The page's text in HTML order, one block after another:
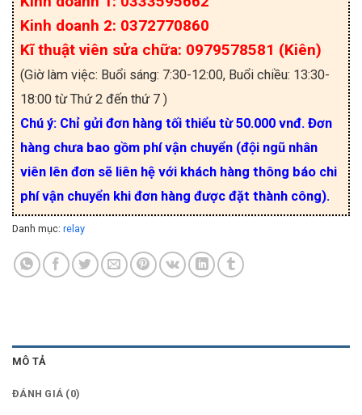
Kinh doanh 2: 0372770860
Kĩ thuật viên sửa chữa: 0979578581 (Kiên)
(Giờ làm việc: Buổi sáng: 7:30-12:00, Buổi chiều: 13:30-
18:00 từ Thứ 2 đến thứ 7 )
Chú ý: Chỉ gửi đơn hàng tối thiểu từ 50.000 vnđ. Đơn
hàng chưa bao gồm phí vận chuyển (đội ngũ nhân
viên lên đơn sẽ liên hệ với khách hàng thông báo chi
phí vận chuyển khi đơn hàng được đặt thành công).
Danh mục: relay
MÔ TẢ
ĐÁNH GIÁ (0)